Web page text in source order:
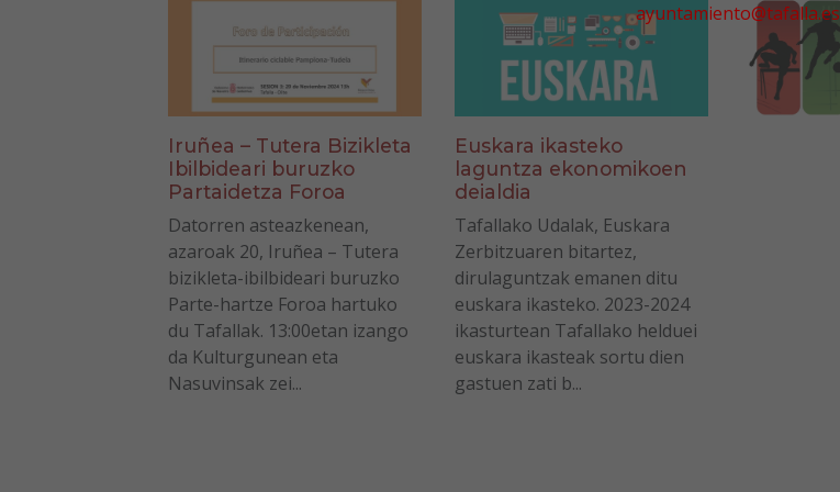
ayuntamiento@tafalla.es
Iruñea – Tutera Bizikleta
Ibilbideari buruzko
Partaidetza Foroa
Datorren asteazkenean,
azaroak 20, Iruñea – Tutera
bizikleta-ibilbideari buruzko
Parte-hartze Foroa hartuko
du Tafallak. 13:00etan izango
da Kulturgunean eta
Nasuvinsak zei...
Euskara ikasteko
laguntza ekonomikoen
deialdia
Tafallako Udalak, Euskara
Zerbitzuaren bitartez,
dirulaguntzak emanen ditu
euskara ikasteko. 2023-2024
ikasturtean Tafallako helduei
euskara ikasteak sortu dien
gastuen zati b...